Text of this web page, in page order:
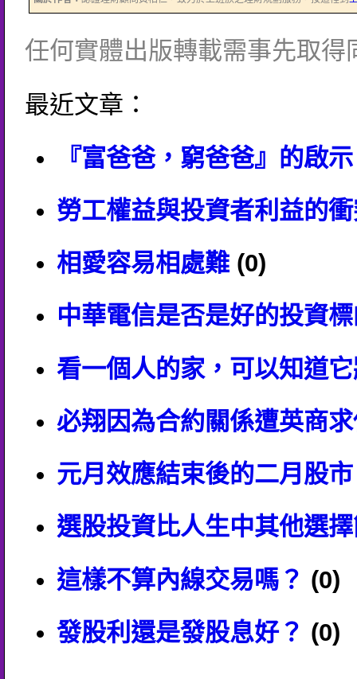
任何實體出版轉載需事先取得
最近文章：
『富爸爸，窮爸爸』的啟示
勞工權益與投資者利益的
相愛容易相處難 (0)
中華電信是否是好的投資
看一個人的家，可以知道
必翔因為合約關係遭英商
元月效應結束後的二月股市
選股投資比人生中其他選
這樣不算內線交易嗎？ (0)
發股利還是發股息好？ (0)